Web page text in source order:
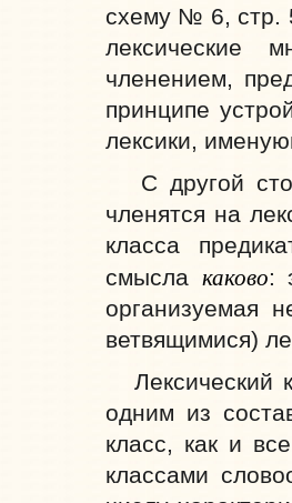
схему № 6, стр.
лексические
членением,
принципе
лексики,
С другой
членятся на
класса
смысла каково:
организуемая
ветвящимися)
Лексический
одним из
класс, как и
классами